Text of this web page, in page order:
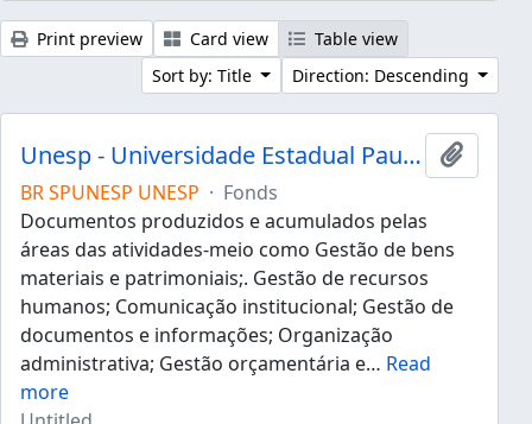
Print preview Card view
Table view
Sort by: Title
Direction: Descending
Unesp - Universidade Estadual Paulista "Júlio de Mesquita Filho"
Add to
BR SPUNESP UNESP · Fonds
Documentos produzidos e acumulados pelas
áreas das atividades-meio como Gestão de bens
materiais e patrimoniais;. Gestão de recursos
humanos; Comunicação institucional; Gestão de
documentos e informações; Organização
administrativa; Gestão orçamentária e… Read
more